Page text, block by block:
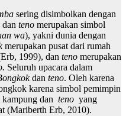
sering disimbolkan dengan
dan teno merupakan simbol
wa), yakni dunia dengan
merupakan pusat dari rumah
1999), dan teno merupakan
Seluruh upacara dalam
dan teno. Oleh karena
karena simbol pemimpin
kampung dan teno yang
(Mariberth Erb, 2010).